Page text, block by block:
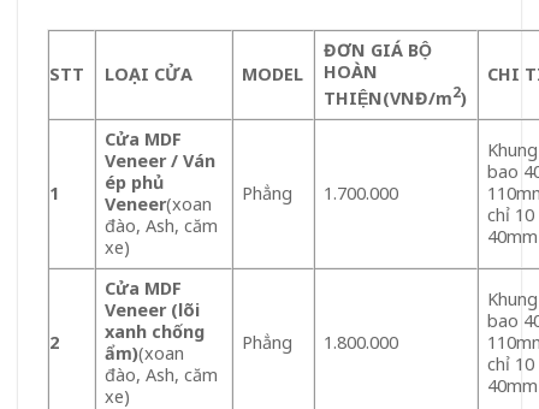
STT LOẠI CỬA MODEL
ĐƠN GIÁ BỘ
HOÀN
THIỆN(VNĐ/m2)
CHI
1
Cửa MDF
Veneer / Ván
ép phủ
Veneer(xoan
đào, Ash, căm
xe)
Phẳng 1.700.000
Khung
bao
chỉ 10
40mm
2
Cửa MDF
Veneer (lõi
xanh chống
ẩm)(xoan
đào, Ash, căm
xe)
Phẳng 1.800.000
Khung
bao
chỉ 10
40mm